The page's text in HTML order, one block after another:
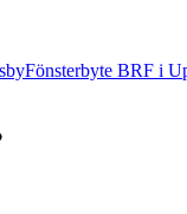
Fönsterbyte BRF i